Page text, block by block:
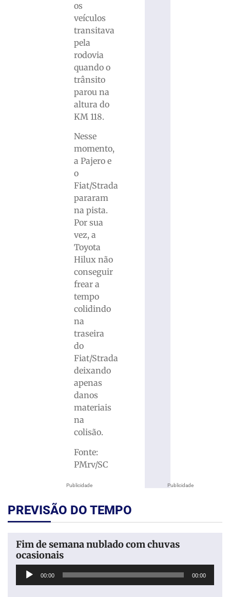
Publicidade
os
veículos
transitava
pela
rodovia
quando o
trânsito
parou na
altura do
KM 118.
Nesse
momento,
a Pajero e
o
Fiat/Strada
pararam
na pista.
Por sua
vez, a
Toyota
Hilux não
conseguir
frear a
tempo
colidindo
na
traseira
do
Fiat/Strada
deixando
apenas
danos
materiais
na
colisão.
Fonte:
PMrv/SC
Publicidade
PREVISÃO DO TEMPO
Fim de semana nublado com chuvas
ocasionais
Tocador
00:00 00:00